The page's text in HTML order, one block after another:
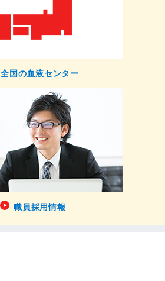
全国の血液センター
職員採用情報